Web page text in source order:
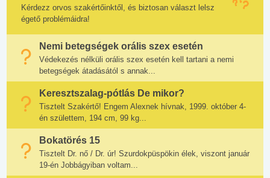
Kérdezz orvos szakértőinktől, és biztosan választ lelsz
égető problémáidra!
Nemi betegségek orális szex esetén
Védekezés nélküli orális szex esetén kell tartani a nemi
betegségek átadásától s annak...
Keresztszalag-pótlás De mikor?
Tisztelt Szakértő! Engem Alexnek hívnak, 1999. október 4-
én születtem, 194 cm, 99 kg...
Bokatörés 15
Tisztelt Dr. nő / Dr. úr! Szurdokpüspökin élek, viszont január
19-én Jobbágyiban voltam...